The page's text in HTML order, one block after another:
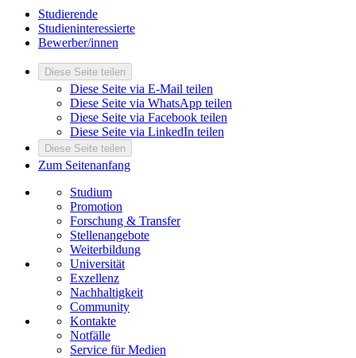
Studierende
Studien­interessierte
Bewerber/innen
Diese Seite teilen
Diese Seite via E-Mail teilen
Diese Seite via WhatsApp teilen
Diese Seite via Facebook teilen
Diese Seite via LinkedIn teilen
Diese Seite teilen
Zum Seitenanfang
Studium
Promotion
Forschung & Transfer
Stellenangebote
Weiterbildung
Universität
Exzellenz
Nachhaltigkeit
Community
Kontakte
Notfälle
Service für Medien